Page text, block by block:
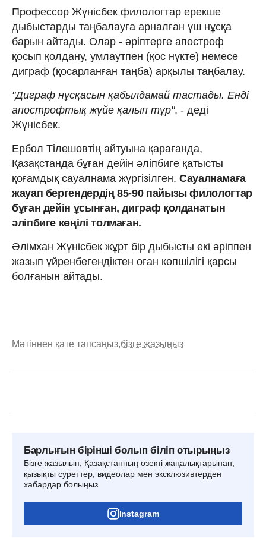
Профессор Жүнісбек филологтар ерекше
дыбыстарды таңбалауға арналған үш нұсқа
барын айтады. Олар - әріптерге апостроф
қосып қолдану, умлаутпен (қос нүкте) немесе
диграф (қосарланған таңба) арқылы таңбалау.
"Диграф нұсқасын қабылдамай тастады. Енді
апострофтық жүйе қалып тұр", - деді
Жүнісбек.
Ербол Тілешовтің айтуына қарағанда,
Қазақстанда бұған дейін әліпбиге қатысты
қоғамдық сауалнама жүргізілген. Сауалнамаға
жауап бергендердің 85-90 пайызы филологтар
бұған дейін ұсынған, диграф қолданатын
әліпбиге көңілі толмаған.
Әлімхан Жүнісбек жұрт бір дыбысты екі әріппен
жазып үйренбегендіктен оған көпшілігі қарсы
болғанын айтады.
Мәтіннен қате тапсаңыз,бізге жазыңыз
Барлығын бірінші болып біліп отырыңыз
Бізге жазылып, Қазақстанның өзекті жаңалықтарынан,
қызықты суреттер, видеолар мен эксклюзивтерден
хабардар болыңыз.
Instagram